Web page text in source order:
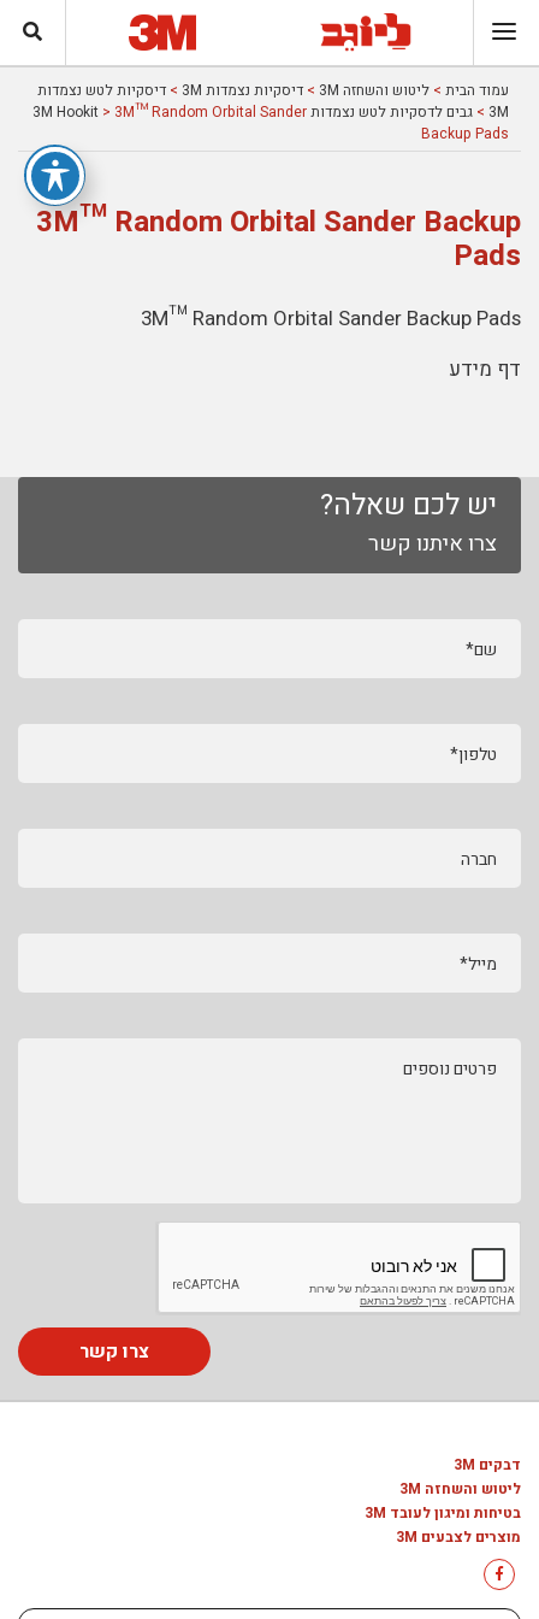
עמוד הבית > ליטוש והשחזה 3M > דיסקיות נצמדות 3M > דיסקיות לטש נצמדות
3M
> גבים לדסקיות לטש נצמדות 3M Hookit> 3M™ Random Orbital Sander
Backup Pads
3M™ Random Orbital Sander Backup
Pads
3M™ Random Orbital Sander Backup Pads
דף מידע
יש לכם שאלה?
צרו איתנו קשר
שם*
טלפון*
חברה
מייל*
פרטים נוספים
צרו קשר
דבקים 3M
ליטוש והשחזה 3M
בטיחות ומיגון לעובד 3M
מוצרים לצבעים 3M